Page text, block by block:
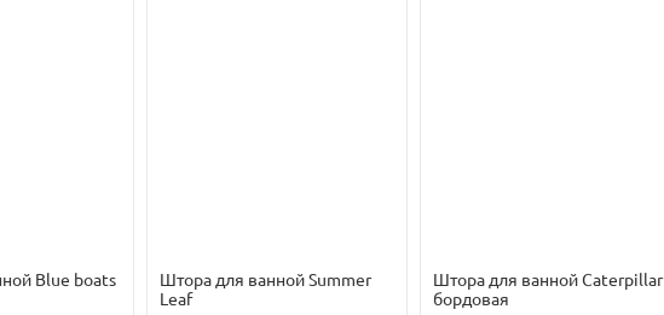
Blue boats
Штора для ванной Summer
Leaf
Штора для ванной Caterpillar
бордовая